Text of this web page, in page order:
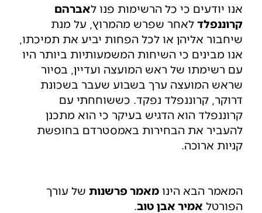
אנו יודעים כי כל הרשימות פנו לאברהם
קרוננפלד לאחר שפרש מהמרוץ, על מנת
שיחבור אליהן או לכל הפחות יביע את תמיכתו,
אנו מבינים כי השיחות המשמעותיות ביותר היו
עם רשימתו של ראש המועצה ועדיין, בסיור
שראש המועצה ערך בשבוע שעבר בשכונת
דרוקר, קרוננפלד נפקד. כששוחחתי עם
קרוננפלד הוא הדגיש בעיקר כי הוא מתכנן
להעביר את הבחירות באמסטרדם בחופשת
קניות ארוכה.
המאמר הבא הינו מאמר פרשנות של עורך
הפורטל אמיר אבן טוב.